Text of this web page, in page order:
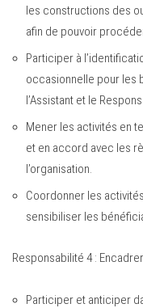
les constructions des
afin de pouvoir
Participer à
occasionnelle pour les
l’Assistant et le
Mener les activités en
et en accord avec les
l’organisation.
Coordonner les
sensibiliser les
Responsabilité 4 :
Participer et anticiper